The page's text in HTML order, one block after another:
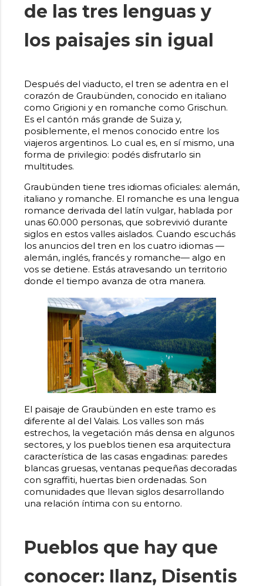
de las tres lenguas y
los paisajes sin igual
Después del viaducto, el tren se adentra en el
corazón de Graubünden, conocido en italiano
como Grigioni y en romanche como Grischun.
Es el cantón más grande de Suiza y,
posiblemente, el menos conocido entre los
viajeros argentinos. Lo cual es, en sí mismo, una
forma de privilegio: podés disfrutarlo sin
multitudes.
Graubünden tiene tres idiomas oficiales: alemán,
italiano y romanche. El romanche es una lengua
romance derivada del latín vulgar, hablada por
unas 60.000 personas, que sobrevivió durante
siglos en estos valles aislados. Cuando escuchás
los anuncios del tren en los cuatro idiomas —
alemán, inglés, francés y romanche— algo en
vos se detiene. Estás atravesando un territorio
donde el tiempo avanza de otra manera.
El paisaje de Graubünden en este tramo es
diferente al del Valais. Los valles son más
estrechos, la vegetación más densa en algunos
sectores, y los pueblos tienen esa arquitectura
característica de las casas engadinas: paredes
blancas gruesas, ventanas pequeñas decoradas
con sgraffiti, huertas bien ordenadas. Son
comunidades que llevan siglos desarrollando
una relación íntima con su entorno.
Pueblos que hay que
conocer: Ilanz, Disentis